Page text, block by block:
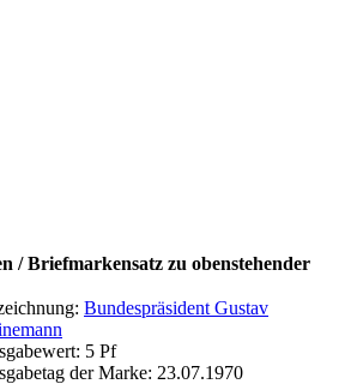
/ Briefmarkensatz zu obenstehender
Bundespräsident Gustav
5 Pf
der Marke: 23.07.1970